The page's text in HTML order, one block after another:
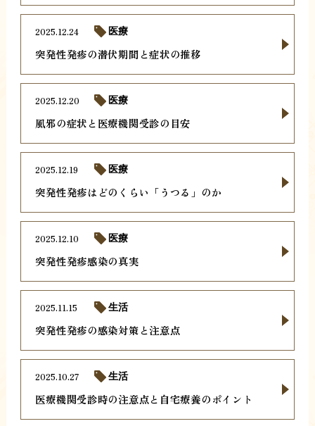
突発性発疹の潜伏期間と症状の推移
2025.12.24 医療
風邪の症状と医療機関受診の目安
2025.12.20 医療
突発性発疹はどのくらい「うつる」のか
2025.12.19 医療
突発性発疹感染の真実
2025.12.10 医療
突発性発疹の感染対策と注意点
2025.11.15 生活
医療機関受診時の注意点と自宅療養のポイント
2025.10.27 生活